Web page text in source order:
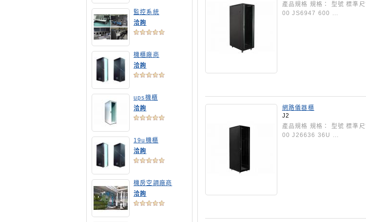
監控系統
洽詢
機櫃廠商
洽詢
ups機櫃
洽詢
19u機櫃
洽詢
機房空調廠商
洽詢
產品規格 規格： 型號 標準
00 JS6947 600 ...
網路儀器櫃
J2
產品規格 規格： 型號 標
00 J26636 36U ...